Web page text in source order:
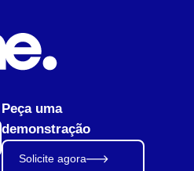
Peça uma
demonstração
Solicite agora